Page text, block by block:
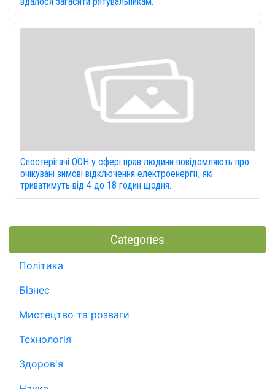
Спостерігачі ООН у сфері прав людини повідомляють про
очікувані зимові відключення електроенергії, які
триватимуть від 4 до 18 годин щодня.
Categories
Політика
Бізнес
Мистецтво та розваги
Технологія
Здоров'я